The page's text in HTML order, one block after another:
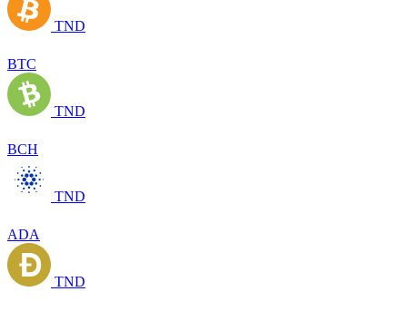
TND
BTC
TND
BCH
TND
ADA
TND